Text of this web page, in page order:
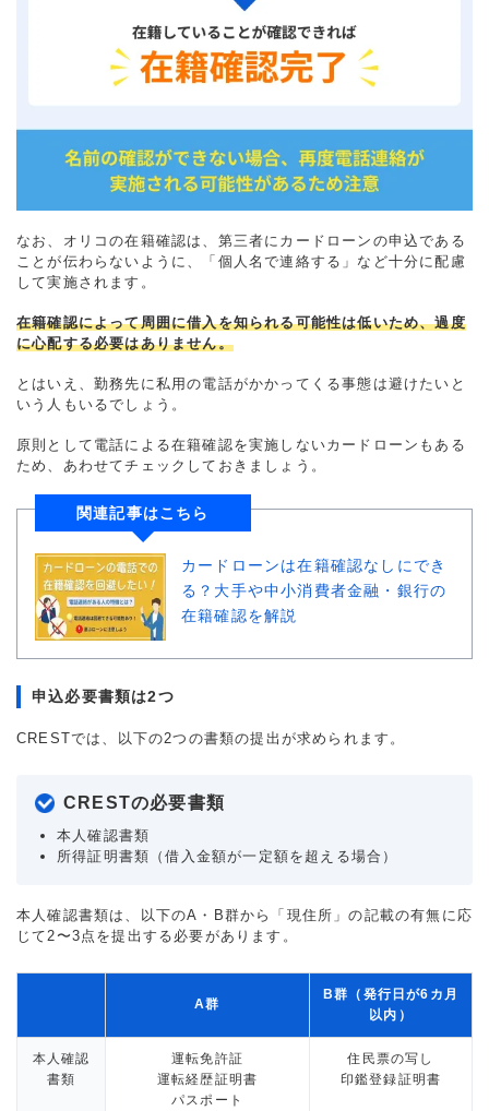
なお、オリコの在籍確認は、第三者にカードローンの申込である
ことが伝わらないように、「個人名で連絡する」など十分に配慮
して実施されます。
在籍確認によって周囲に借入を知られる可能性は低いため、過度
に心配する必要はありません。
とはいえ、勤務先に私用の電話がかかってくる事態は避けたいと
いう人もいるでしょう。
原則として電話による在籍確認を実施しないカードローンもある
ため、あわせてチェックしておきましょう。
関連記事はこちら
カードローンは在籍確認なしにでき
る？大手や中小消費者金融・銀行の
在籍確認を解説
申込必要書類は2つ
CRESTでは、以下の2つの書類の提出が求められます。
CRESTの必要書類
本人確認書類
所得証明書類（借入金額が一定額を超える場合）
本人確認書類は、以下のA・B群から「現住所」の記載の有無に応
じて2〜3点を提出する必要があります。
A群
B群（発行日が6カ月
以内）
本人確認
書類
運転免許証
運転経歴証明書
パスポート
住民票の写し
印鑑登録証明書